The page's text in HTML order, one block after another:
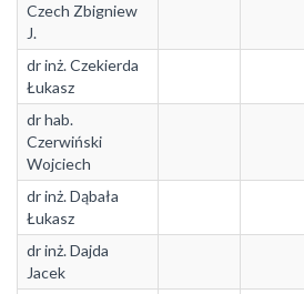
Czech Zbigniew
J.
dr inż. Czekierda
Łukasz
dr hab.
Czerwiński
Wojciech
dr inż. Dąbała
Łukasz
dr inż. Dajda
Jacek